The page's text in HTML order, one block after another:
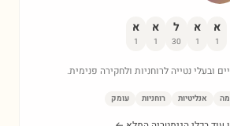
א
1
א
1
ל
30
א
1
א
1
ובעלי נטייה לרוחניות ולחקירה פנימית.
אנליטיות רוחניות עומק